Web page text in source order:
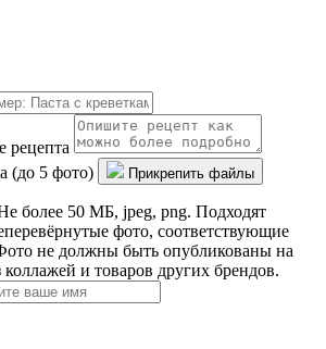
рецепта
(до 5 фото)
Прикрепить файлы
более 50 МБ, jpeg, png. Подходят
фото, соответствующие
не должны быть опубликованы на
коллажей и товаров других брендов.